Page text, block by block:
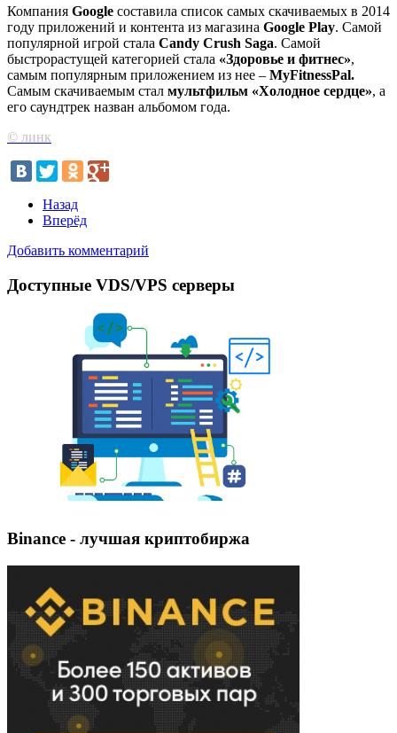
Компания Google составила список самых скачиваемых в 2014
году приложений и контента из магазина Google Play. Самой
популярной игрой стала Candy Crush Saga. Самой
быстрорастущей категорией стала «Здоровье и фитнес»,
самым популярным приложением из нее – MyFitnessPal.
Самым скачиваемым стал мультфильм «Холодное сердце», а
его саундтрек назван альбомом года.
© линк
Назад
Вперёд
Добавить комментарий
Доступные VDS/VPS серверы
Binance - лучшая криптобиржа